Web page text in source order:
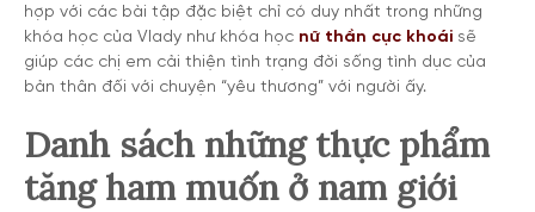
hợp với các bài tập đặc biệt chỉ có duy nhất trong những
khóa học của Vlady như khóa học nữ thần cực khoái sẽ
giúp các chị em cải thiện tình trạng đời sống tình dục của
bản thân đối với chuyện “yêu thương” với người ấy.
Danh sách những thực phẩm
tăng ham muốn ở nam giới